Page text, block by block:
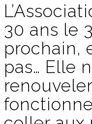
30 ans le
prochain,
pas… Elle